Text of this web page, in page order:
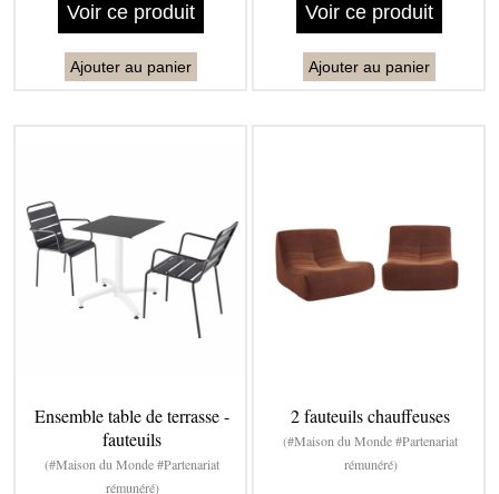
Voir ce produit
Ajouter au panier
Voir ce produit
Ajouter au panier
Ensemble table de terrasse -
fauteuils
(#Maison du Monde #Partenariat
rémunéré)
2 fauteuils chauffeuses
(#Maison du Monde #Partenariat
rémunéré)